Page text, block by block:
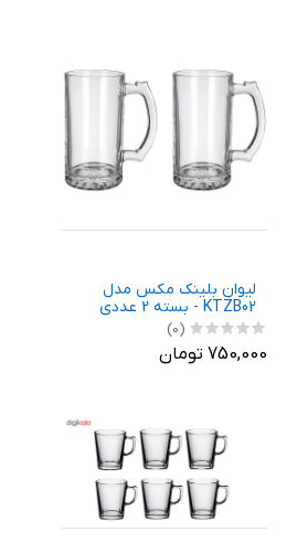
لیوان بلینک مکس مدل
KTZB02 - بسته 2 عددی
(0)
750,000 تومان